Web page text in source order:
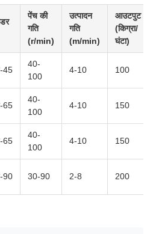
पेंच की
गति
(r/min)
उत्पादन
गति
(m/min)
आउटपुट
(किग्रा/
घंटा)
45
40-
100
4-10 100
65
40-
100
4-10 150
65
40-
100
4-10 150
90 30-90 2-8 200